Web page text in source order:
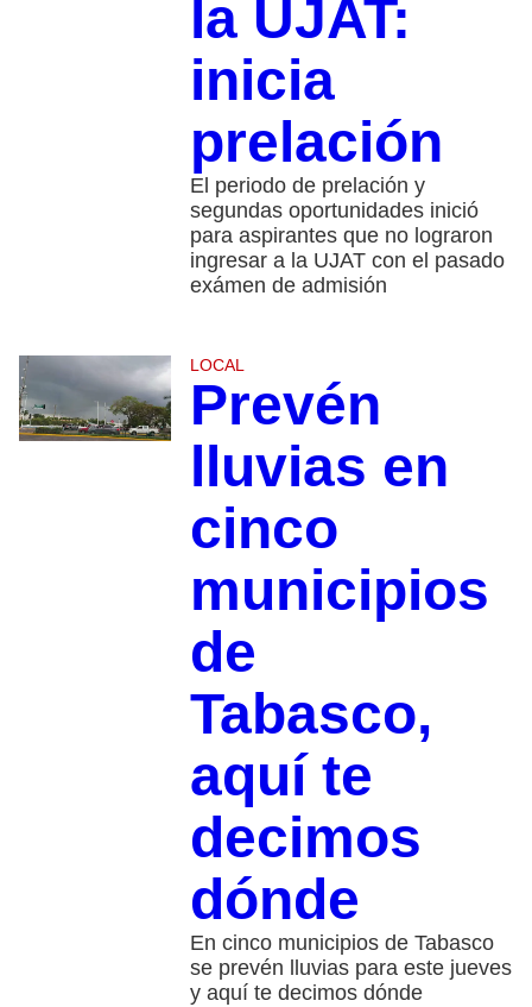
la UJAT:
inicia
prelación
El periodo de prelación y
segundas oportunidades inició
para aspirantes que no lograron
ingresar a la UJAT con el pasado
exámen de admisión
LOCAL
Prevén
lluvias en
cinco
municipios
de
Tabasco,
aquí te
decimos
dónde
En cinco municipios de Tabasco
se prevén lluvias para este jueves
y aquí te decimos dónde